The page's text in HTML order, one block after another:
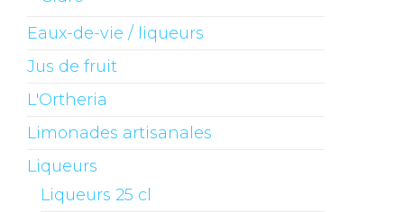
Eaux-de-vie / liqueurs
Jus de fruit
L'Ortheria
Limonades artisanales
Liqueurs
Liqueurs 25 cl